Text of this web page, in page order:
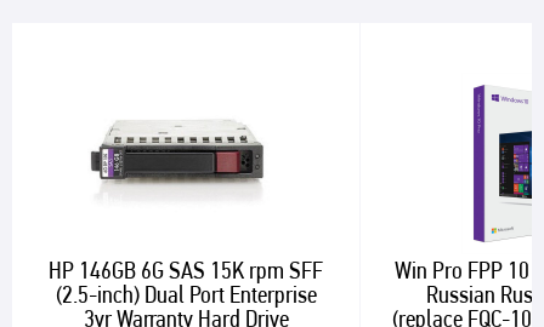
HP 146GB 6G SAS 15K rpm SFF
(2.5-inch) Dual Port Enterprise
3yr Warranty Hard Drive
Win Pro FPP 10
Russian
(replace FQC-